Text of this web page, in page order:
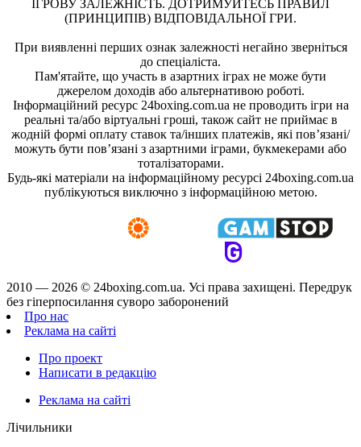
ІГРОВУ ЗАЛЕЖНІСТЬ. ДОТРИМУЙТЕСЬ ПРАВИЛ
(ПРИНЦИПІВ) ВІДПОВІДАЛЬНОЇ ГРИ.
При виявленні перших ознак залежності негайно зверніться
до спеціаліста.
Пам'ятайте, що участь в азартних іграх не може бути
джерелом доходів або альтернативою роботі.
Інформаційний ресурс 24boxing.com.ua не проводить ігри на
реальні та/або віртуальні гроші, також сайт не приймає в
жодній формі оплату ставок та/інших платежів, які пов’язані/
можуть бути пов’язані з азартними іграми, букмекерами або
тоталізаторами.
Будь-які матеріали на інформаційному ресурсі 24boxing.com.ua
публікуються виключно з інформаційною метою.
2010 — 2026 © 24boxing.com.ua. Усi права захищенi. Передрук
без гіперпосилання суворо заборонений
Про нас
Реклама на сайті
Про проект
Написати в редакцію
Реклама на сайті
Лічильники